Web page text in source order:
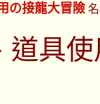
の接龍大冒險
道具